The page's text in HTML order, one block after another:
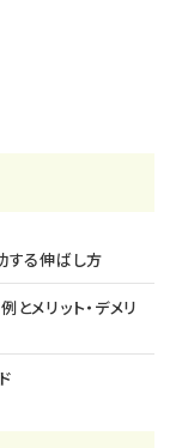
する伸ばし方
メリット・デメリ